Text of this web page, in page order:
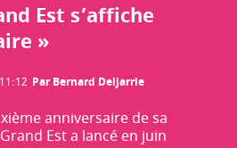
Est s’affiche
»
ParBernard Deljarrie
anniversaire de sa
Est a lancé en juin